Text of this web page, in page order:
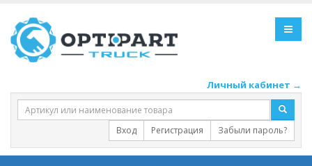
Личный кабинет →
Вход Регистрация Забыли пароль?